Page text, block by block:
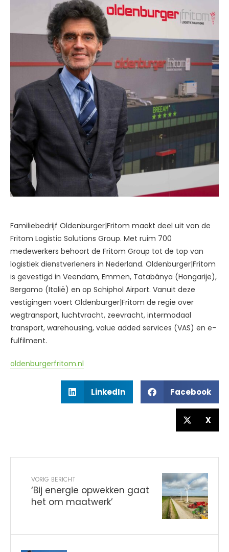
Familiebedrijf Oldenburger|Fritom maakt deel uit van de
Fritom Logistic Solutions Group. Met ruim 700
medewerkers behoort de Fritom Group tot de top van
logistiek dienstverleners in Nederland. Oldenburger|Fritom
is gevestigd in Veendam, Emmen, Tatabánya (Hongarije),
Bergamo (Italië) en op Schiphol Airport. Vanuit deze
vestigingen voert Oldenburger|Fritom de regie over
wegtransport, luchtvracht, zeevracht, intermodaal
transport, warehousing, value added services (VAS) en e-
fulfilment.
oldenburgerfritom.nl
LinkedIn Facebook
X
VORIG BERICHT
‘Bij energie opwekken gaat
het om maatwerk’